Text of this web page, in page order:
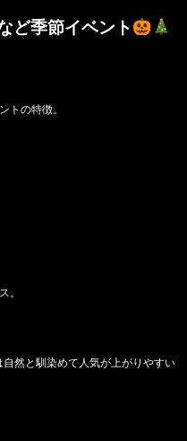
ど季節イベント
トの特徴。
。
然と馴染めて人気が上がりやすい